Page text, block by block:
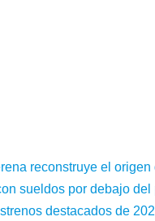
reconstruye el
sueldos por debajo del
destacados de